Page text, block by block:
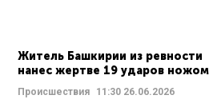
Житель Башкирии из ревности
нанес жертве 19 ударов ножом
Происшествия 11:30 26.06.2026